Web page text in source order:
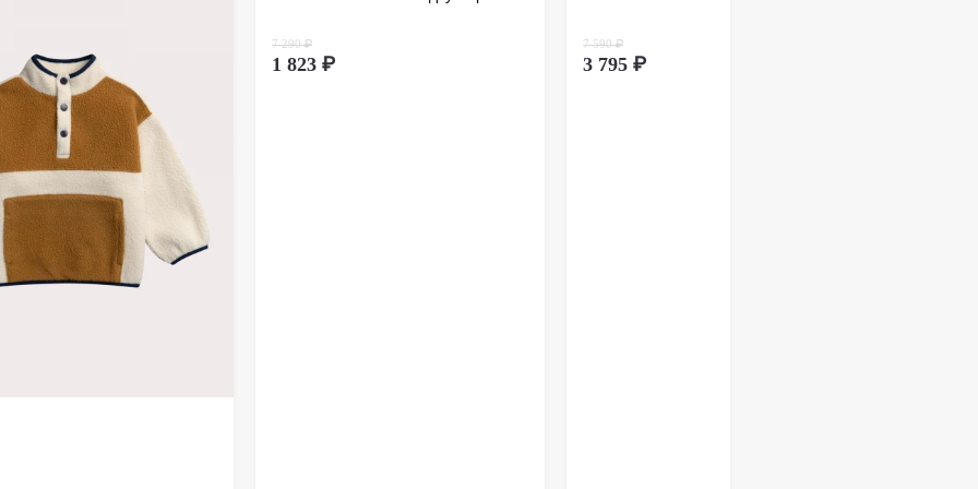
осуществляется почтой России. Более подробно
7 290 ₽
1 823 ₽
7 590 ₽
3 795 ₽